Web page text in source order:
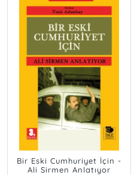
Bir Eski Cumhuriyet İçin -
Ali Sirmen Anlatıyor